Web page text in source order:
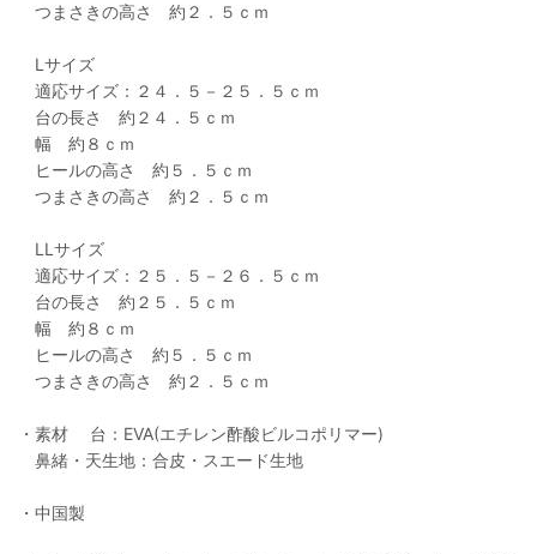
つまさきの高さ 約２．５ｃｍ
Lサイズ
適応サイズ：２４．５－２５．５ｃｍ
台の長さ 約２４．５ｃｍ
幅 約８ｃｍ
ヒールの高さ 約５．５ｃｍ
つまさきの高さ 約２．５ｃｍ
LLサイズ
適応サイズ：２５．５－２６．５ｃｍ
台の長さ 約２５．５ｃｍ
幅 約８ｃｍ
ヒールの高さ 約５．５ｃｍ
つまさきの高さ 約２．５ｃｍ
・素材 台：EVA(エチレン酢酸ビルコポリマー)
鼻緒・天生地：合皮・スエード生地
・中国製